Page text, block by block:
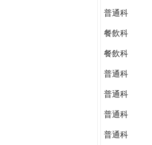
普通科
餐飲科
餐飲科
普通科
普通科
普通科
普通科